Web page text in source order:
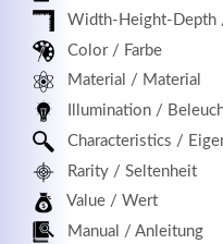
Width-Height-Depth /
Color / Farbe
Material / Material
Illumination /
Characteristics /
Rarity / Seltenheit
Value / Wert
Manual / Anleitung